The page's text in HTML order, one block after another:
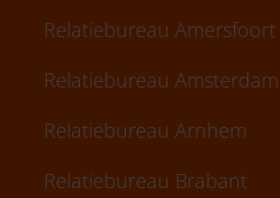
Relatiebureau Amersfoort
Relatiebureau Amsterdam
Relatiebureau Arnhem
Relatiebureau Brabant